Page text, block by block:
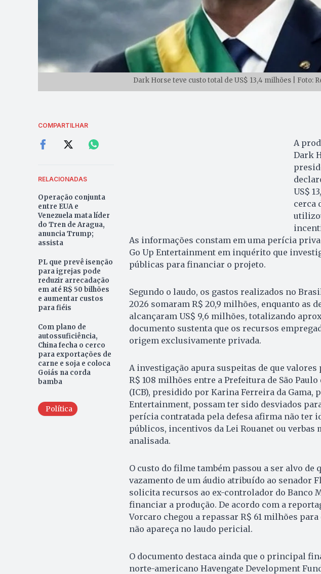
Dark Horse teve custo total de US$ 13,4 milhões | Foto:
COMPARTILHAR
RELACIONADAS
Operação conjunta
entre EUA e
Venezuela mata líder
do Tren de Aragua,
anuncia Trump;
assista
PL que prevê isenção
para igrejas pode
reduzir arrecadação
em até R$ 50 bilhões
e aumentar custos
para fiéis
Com plano de
autossuficiência,
China fecha o cerco
para exportações de
carne e soja e coloca
Goiás na corda
bamba
Política
A
Dark
US$
cerca
As informações constam em uma perícia
Go Up Entertainment em inquérito que
públicas para financiar o projeto.
Segundo o laudo, os gastos realizados no
2026 somaram R$ 20,9 milhões, enquanto as
alcançaram US$ 9,6 milhões, totalizando
documento sustenta que os recursos
origem exclusivamente privada.
A investigação apura suspeitas de que
R$ 108 milhões entre a Prefeitura de São
(ICB), presidido por Karina Ferreira da Gama,
Entertainment, possam ter sido desviados
perícia contratada pela defesa afirma não ter
públicos, incentivos da Lei Rouanet ou verbas
analisada.
O custo do filme também passou a ser alvo de
vazamento de um áudio atribuído ao senador
solicita recursos ao ex-controlador do Banco
financiar a produção. De acordo com a
Vorcaro chegou a repassar R$ 61 milhões
não apareça no laudo pericial.
O documento destaca ainda que o principal
norte-americano Havengate Development